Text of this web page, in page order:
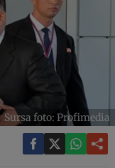
Sursa foto: Profimedia